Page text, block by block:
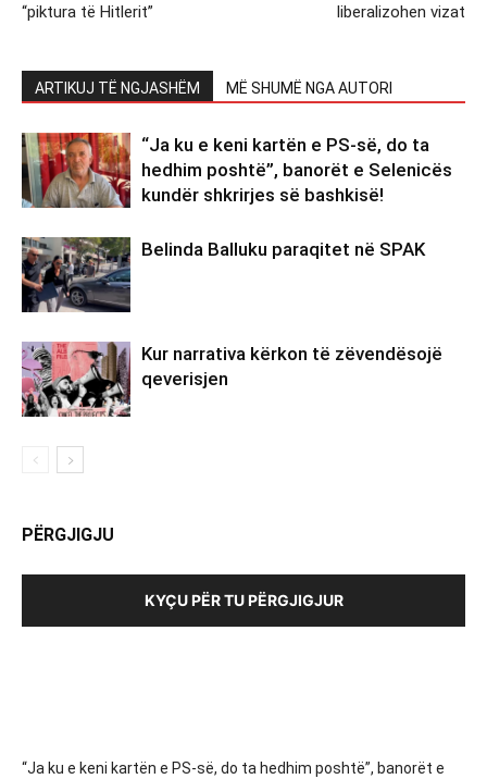
“piktura të Hitlerit”
liberalizohen vizat
ARTIKUJ TË NGJASHËM MË SHUMË NGA AUTORI
“Ja ku e keni kartën e PS-së, do ta
hedhim poshtë”, banorët e Selenicës
kundër shkrirjes së bashkisë!
Belinda Balluku paraqitet në SPAK
Kur narrativa kërkon të zëvendësojë
qeverisjen
PËRGJIGJU
KYÇU PËR TU PËRGJIGJUR
“Ja ku e keni kartën e PS-së, do ta hedhim poshtë”, banorët e